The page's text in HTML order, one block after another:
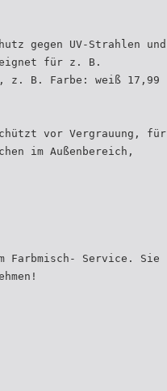
gegen UV-Strahlen und
für z. B.
z. B. Farbe: weiß 17,99
vor Vergrauung, für
im Außenbereich,
Farbmisch- Service. Sie